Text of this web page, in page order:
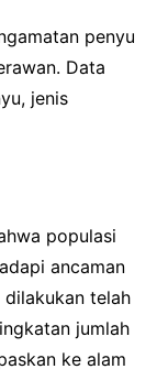
penyu
Data
jenis
populasi
ancaman
dilakukan telah
jumlah
ke alam